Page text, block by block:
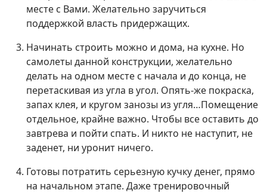
месте с Вами. Желательно заручиться
поддержкой власть придержащих.
Начинать строить можно и дома, на кухне. Но
самолеты данной конструкции, желательно
делать на одном месте с начала и до конца, не
перетаскивая из угла в угол. Опять-же покраска,
запах клея, и кругом занозы из угля…Помещение
отдельное, крайне важно. Чтобы все оставить до
завтрева и пойти спать. И никто не наступит, не
заденет, ни уронит ничего.
Готовы потратить серьезную кучку денег, прямо
на начальном этапе. Даже тренировочный